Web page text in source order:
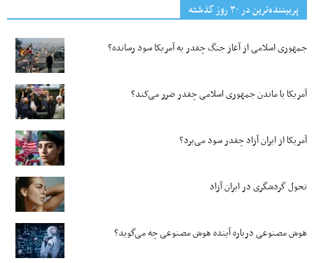
پربیننده‌ترین‌ در ۳۰ روز گذشته
جمهوری اسلامی از آغاز جنگ چقدر به آمریکا سود رسانده؟
آمریکا با ماندن جمهوری اسلامی چقدر ضرر می‌کند؟
آمریکا از ایران آزاد چقدر سود می‌برد؟
تحول گردشگری در ایران آزاد
هوش مصنوعی درباره آینده هوش مصنوعی چه می‌گوید؟